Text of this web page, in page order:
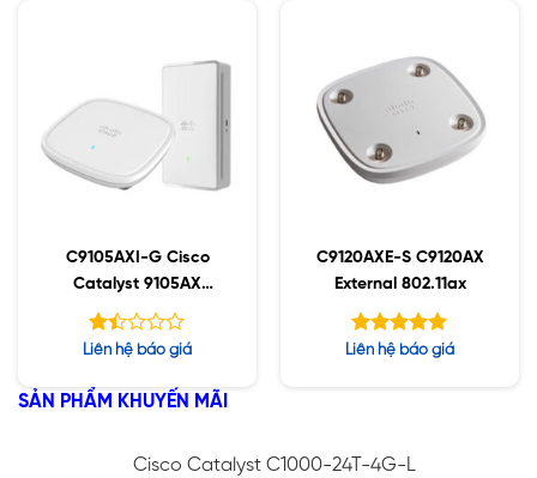
C9105AXI-G Cisco
Catalyst 9105AX
Series
Được
hạng
1.42
Liên hệ báo giá
C9120AXE-S C9120AX
External 802.11ax
Được xếp
Liên hệ báo giá
SẢN PHẨM KHUYẾN MÃI
Cisco Catalyst C1000-24T-4G-L